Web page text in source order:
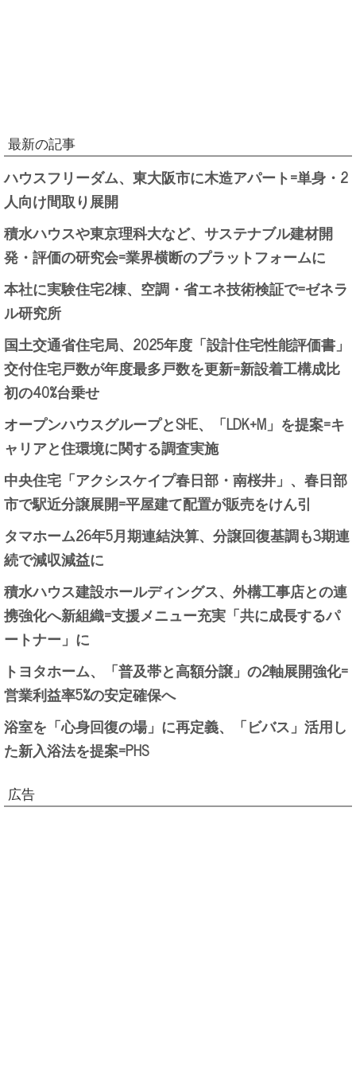
最新の記事
ハウスフリーダム、東大阪市に木造アパート=単身・2
人向け間取り展開
積水ハウスや東京理科大など、サステナブル建材開
発・評価の研究会=業界横断のプラットフォームに
本社に実験住宅2棟、空調・省エネ技術検証で=ゼネラ
ル研究所
国土交通省住宅局、2025年度「設計住宅性能評価書」
交付住宅戸数が年度最多戸数を更新=新設着工構成比
初の40%台乗せ
オープンハウスグループとSHE、「LDK+M」を提案=キ
ャリアと住環境に関する調査実施
中央住宅「アクシスケイプ春日部・南桜井」、春日部
市で駅近分譲展開=平屋建て配置が販売をけん引
タマホーム26年5月期連結決算、分譲回復基調も3期連
続で減収減益に
積水ハウス建設ホールディングス、外構工事店との連
携強化へ新組織=支援メニュー充実「共に成長するパ
ートナー」に
トヨタホーム、「普及帯と高額分譲」の2軸展開強化=
営業利益率5%の安定確保へ
浴室を「心身回復の場」に再定義、「ビバス」活用し
た新入浴法を提案=PHS
広告